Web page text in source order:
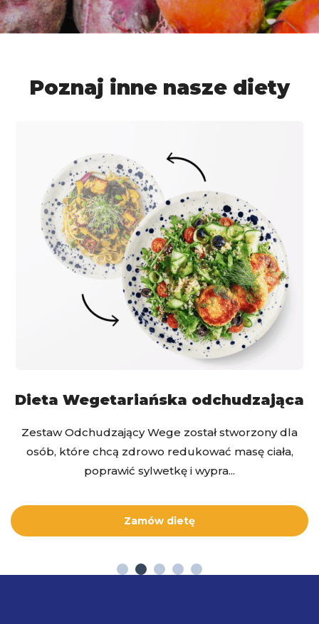
Poznaj inne nasze diety
Dieta Wegetariańska odchudzająca
Zestaw Odchudzający Wege został stworzony dla
osób, które chcą zdrowo redukować masę ciała,
poprawić sylwetkę i wypra...
Zamów dietę